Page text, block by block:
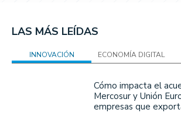
LAS MÁS LEÍDAS
INNOVACIÓN ECONOMÍA DIGITAL
Cómo impacta el
Mercosur y Unión
empresas que